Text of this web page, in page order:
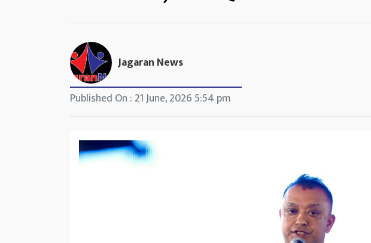
Jagaran News
Published On : 21 June, 2026 5:54 pm